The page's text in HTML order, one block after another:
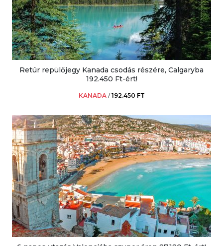
Retúr repülőjegy Kanada csodás részére, Calgaryba
192.450 Ft-ért!
KANADA /192.450 FT